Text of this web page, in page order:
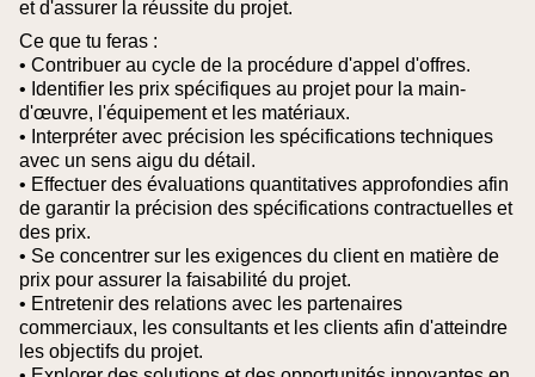
et d'assurer la réussite du projet.
Ce que tu feras :
• Contribuer au cycle de la procédure d'appel d'offres.
• Identifier les prix spécifiques au projet pour la main-
d'œuvre, l'équipement et les matériaux.
• Interpréter avec précision les spécifications techniques
avec un sens aigu du détail.
• Effectuer des évaluations quantitatives approfondies afin
de garantir la précision des spécifications contractuelles et
des prix.
• Se concentrer sur les exigences du client en matière de
prix pour assurer la faisabilité du projet.
• Entretenir des relations avec les partenaires
commerciaux, les consultants et les clients afin d'atteindre
les objectifs du projet.